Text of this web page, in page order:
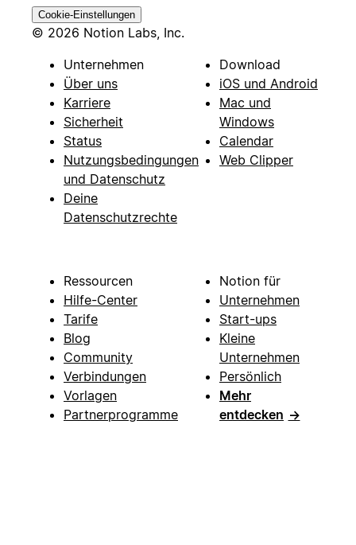
Cookie-Einstellungen
© 2026 Notion Labs, Inc.
Unternehmen
Über uns
Karriere
Sicherheit
Status
Nutzungsbedingungen
und Datenschutz
Deine
Datenschutzrechte
Download
iOS und Android
Mac und
Windows
Calendar
Web Clipper
Ressourcen
Hilfe-Center
Tarife
Blog
Community
Verbindungen
Vorlagen
Partnerprogramme
Notion für
Unternehmen
Start-ups
Kleine
Unternehmen
Persönlich
Mehr
entdecken →